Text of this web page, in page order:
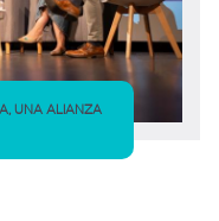
UNA ALIANZA